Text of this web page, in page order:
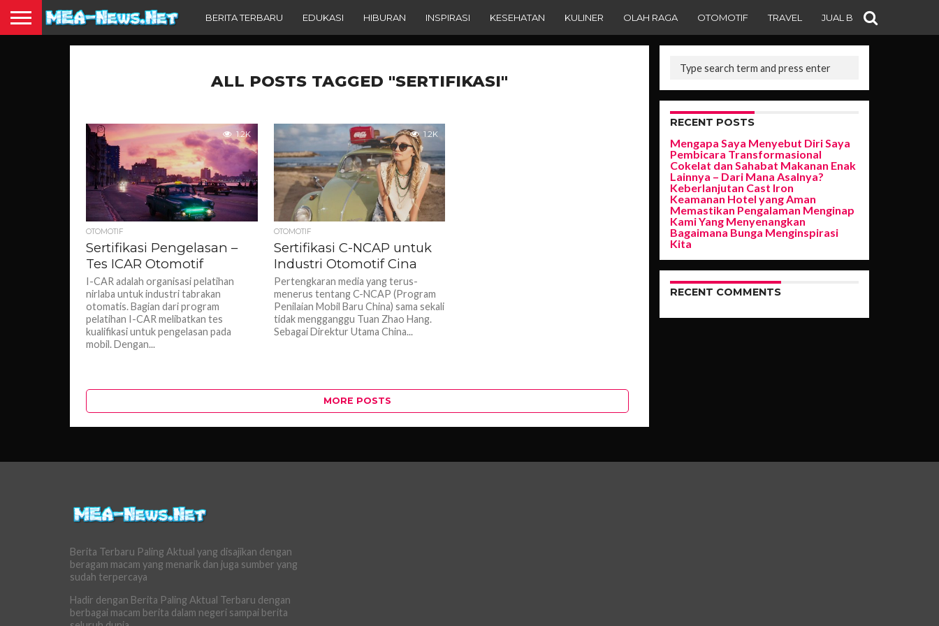
BERITA TERBARU EDUKASI HIBURAN INSPIRASI KESEHATAN KULINER OLAH RAGA OTOMOTIF TRAVEL JUAL BELI
ALL POSTS TAGGED "SERTIFIKASI"
1.2K
OTOMOTIF
Sertifikasi Pengelasan –
Tes ICAR Otomotif
I-CAR adalah organisasi pelatihan
nirlaba untuk industri tabrakan
otomatis. Bagian dari program
pelatihan I-CAR melibatkan tes
kualifikasi untuk pengelasan pada
mobil. Dengan...
1.2K
OTOMOTIF
Sertifikasi C-NCAP untuk
Industri Otomotif Cina
Pertengkaran media yang terus-
menerus tentang C-NCAP (Program
Penilaian Mobil Baru China) sama sekali
tidak mengganggu Tuan Zhao Hang.
Sebagai Direktur Utama China...
MORE POSTS
RECENT POSTS
Mengapa Saya Menyebut Diri Saya
Pembicara Transformasional
Cokelat dan Sahabat Makanan Enak
Lainnya – Dari Mana Asalnya?
Keberlanjutan Cast Iron
Keamanan Hotel yang Aman
Memastikan Pengalaman Menginap
Kami Yang Menyenangkan
Bagaimana Bunga Menginspirasi
Kita
RECENT COMMENTS
Berita Terbaru Paling Aktual yang disajikan dengan
beragam macam yang menarik dan juga sumber yang
sudah terpercaya
Hadir dengan Berita Paling Aktual Terbaru dengan
berbagai macam berita dalam negeri sampai berita